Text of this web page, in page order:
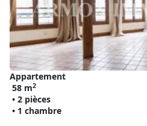
Appartement
58 m2
• 2 pièces
• 1 chambre